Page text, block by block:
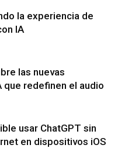
la experiencia de
IA
las nuevas
que redefinen el audio
usar ChatGPT sin
en dispositivos iOS